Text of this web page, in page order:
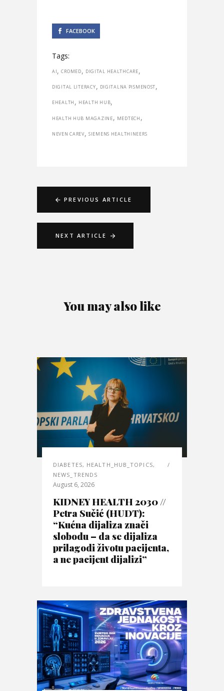
FACEBOOK
Tags:
AI,CROMED, DIGITAL HEALTHCARE,
DIGITAL LITERACY, DIGITALNA PISMENOST,
EHEALTH , HEALTH HUB,
HEALTH HUB MAGAZINE, MEDTECH ,
NEVEN CAREV, SIEMENS HEALTHINEERS
PREVIOUS ARTICLE
NEXT ARTICLE
You may also like
DIABETES, HEALTH_HUB_TOPICS,
NEWS_TRENDS
August 6, 2026
KIDNEY HEALTH 2030 //
Petra Sučić (HUDT):
“Kućna dijaliza znači
slobodu – da se dijaliza
prilagodi životu pacijenta,
a ne pacijent dijalizi”